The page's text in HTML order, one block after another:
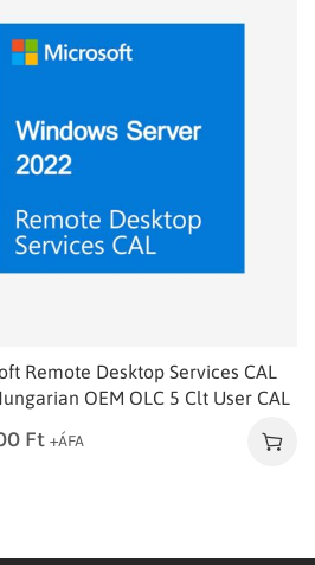
Remote Desktop Services CAL
OEM OLC 5 Clt User CAL
Ft +ÁFA